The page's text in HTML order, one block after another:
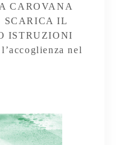
CAROVANA
SCARICA IL
ISTRUZIONI
nel